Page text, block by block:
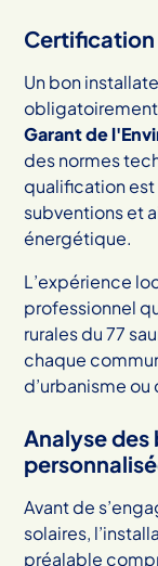
Un bon
Garant de
des normes
qualification
subventions et
énergétique.
L’expérience
professionnel
rurales du 77
chaque
d’urbanisme
Analyse
Avant de
solaires,
préalable